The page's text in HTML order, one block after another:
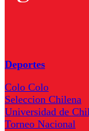
Deportes
Colo Colo
Seleccion Chilena
Universidad de
Torneo Nacional